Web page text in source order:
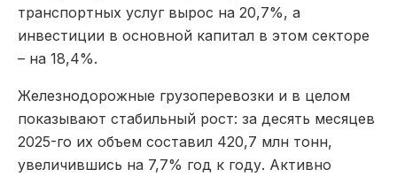
транспортных услуг вырос на 20,7%, а
инвестиции в основной капитал в этом секторе
– на 18,4%.
Железнодорожные грузоперевозки и в целом
показывают стабильный рост: за десять месяцев
2025-го их объем составил 420,7 млн тонн,
увеличившись на 7,7% год к году. Активно